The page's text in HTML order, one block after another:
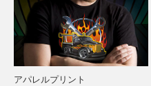
アパレルプリント